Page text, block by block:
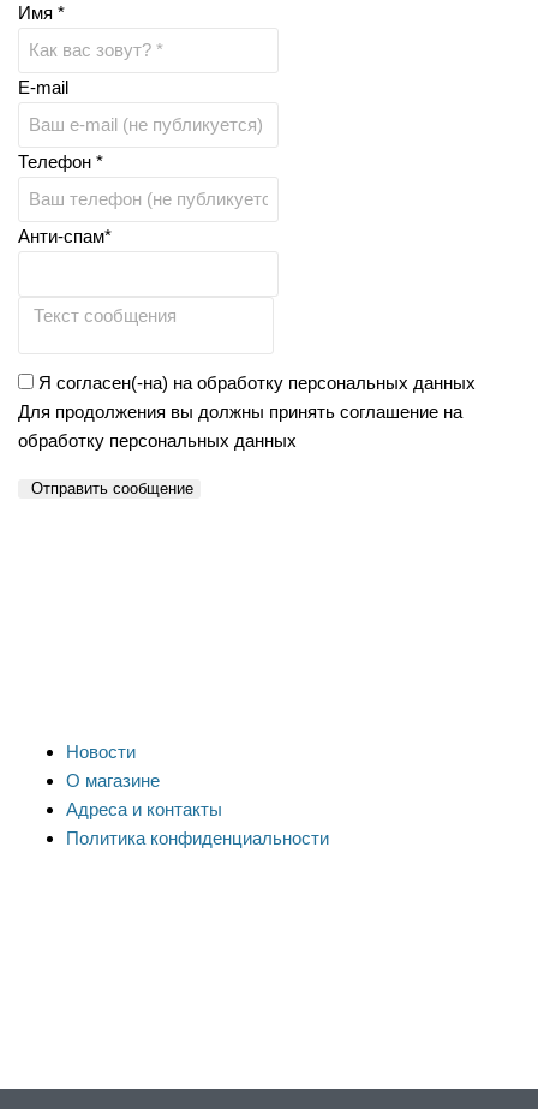
Имя *
E-mail
Телефон *
Анти-спам*
Я согласен(-на) на обработку персональных данных
Для продолжения вы должны принять соглашение на
обработку персональных данных
Отправить сообщение
Новости
О магазине
Адреса и контакты
Политика конфиденциальности